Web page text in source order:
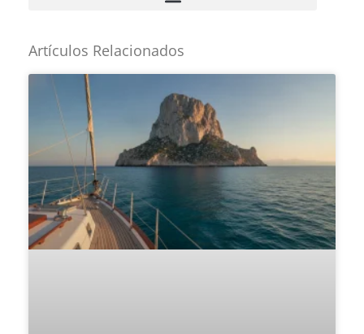
Artículos Relacionados